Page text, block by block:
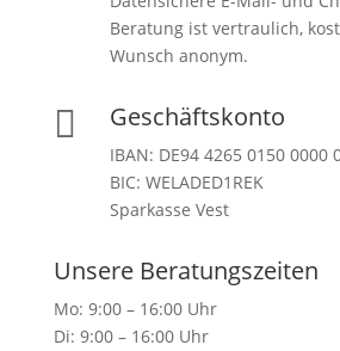
Beratung ist vertraulich,
Wunsch anonym.
 Geschäftskonto
IBAN: DE94 4265 0150 0000
BIC: WELADED1REK
Sparkasse Vest
Unsere Beratungszeiten
Mo: 9:00 – 16:00 Uhr
Di: 9:00 – 16:00 Uhr